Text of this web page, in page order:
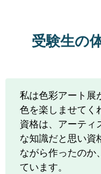
受験生の
私は色彩アート展
色を楽しませてく
資格は、アーティ
な知識だと思い資
ながら作ったのか
ています。